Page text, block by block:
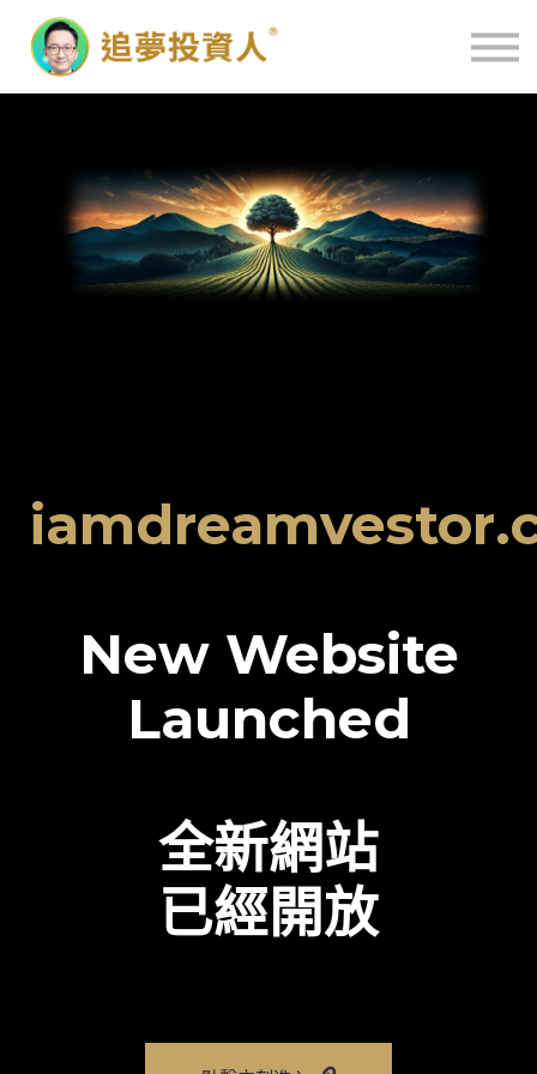
主頁
New Website
Launched
全新網站
已經開放